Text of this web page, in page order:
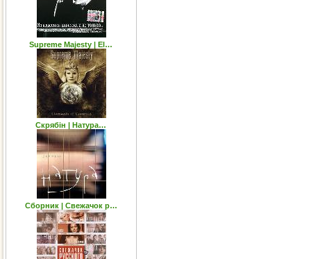
Supreme Majesty | El…
Скрябін | Натура…
Сборник | Свежачок р…